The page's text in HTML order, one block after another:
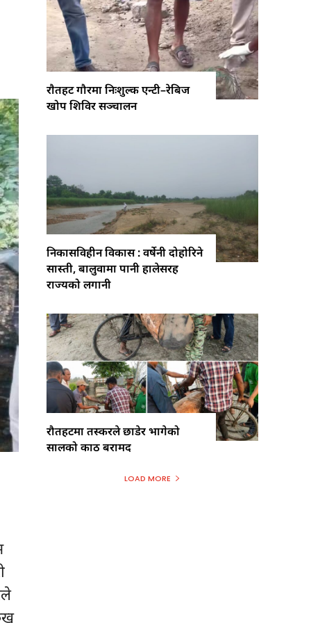
राैतहट गौरमा निःशुल्क एन्टी–रेबिज
खोप शिविर सञ्चालन
निकासविहीन विकास : वर्षेनी दोहोरिने
सास्ती, बालुवामा पानी हालेसरह
राज्यको लगानी
रौतहटमा तस्करले छाडेर भागेको
सालको काठ बरामद
LOAD MORE